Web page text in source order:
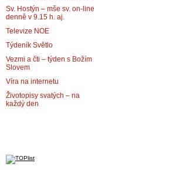
Sv. Hostýn – mše sv. on-line
denně v 9.15 h. aj.
Televize NOE
Týdeník Světlo
Vezmi a čti – týden s Božím
Slovem
Víra na internetu
Životopisy svatých – na
každý den